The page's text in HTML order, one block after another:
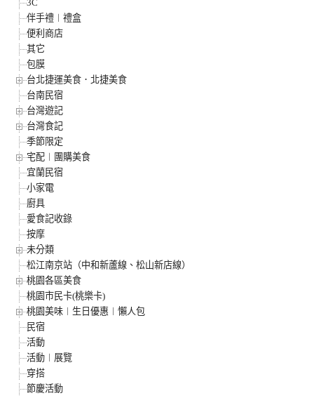
3C
伴手禮︱禮盒
便利商店
其它
包膜
台北捷運美食．北捷美食
台南民宿
台灣遊記
台灣食記
季節限定
宅配︱團購美食
宜蘭民宿
小家電
廚具
愛食記收錄
按摩
未分類
松江南京站（中和新蘆線、松山新店線）
桃園各區美食
桃園市民卡(桃樂卡)
桃園美味︱生日優惠︱懶人包
民宿
活動
活動︱展覽
穿搭
節慶活動